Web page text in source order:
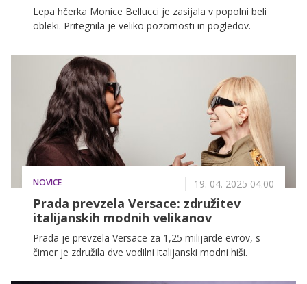
Lepa hčerka Monice Bellucci je zasijala v popolni beli
obleki. Pritegnila je veliko pozornosti in pogledov.
NOVICE 19. 04. 2025 04.00
Prada prevzela Versace: združitev
italijanskih modnih velikanov
Prada je prevzela Versace za 1,25 milijarde evrov, s
čimer je združila dve vodilni italijanski modni hiši.